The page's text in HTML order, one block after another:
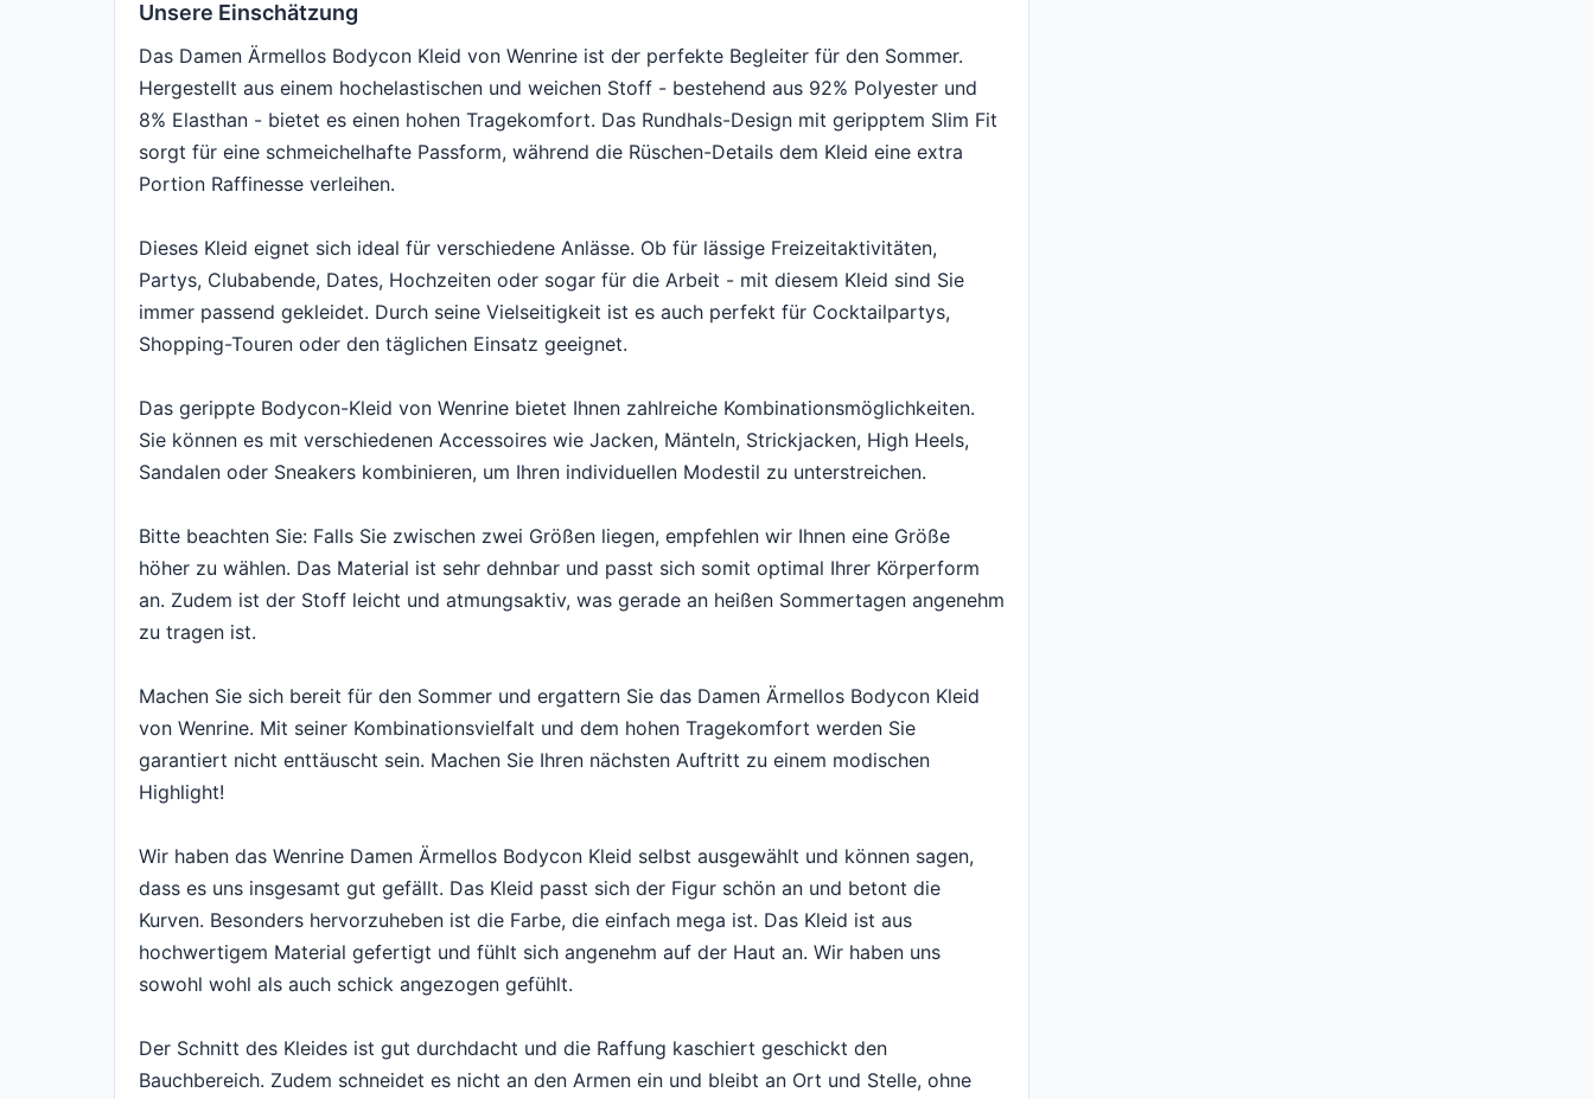
Unsere Einschätzung
Das Damen Ärmellos Bodycon Kleid von Wenrine ist der perfekte Begleiter für den Sommer.
Hergestellt aus einem hochelastischen und weichen Stoff - bestehend aus 92% Polyester und
8% Elasthan - bietet es einen hohen Tragekomfort. Das Rundhals-Design mit geripptem Slim Fit
sorgt für eine schmeichelhafte Passform, während die Rüschen-Details dem Kleid eine extra
Portion Raffinesse verleihen.
Dieses Kleid eignet sich ideal für verschiedene Anlässe. Ob für lässige Freizeitaktivitäten,
Partys, Clubabende, Dates, Hochzeiten oder sogar für die Arbeit - mit diesem Kleid sind Sie
immer passend gekleidet. Durch seine Vielseitigkeit ist es auch perfekt für Cocktailpartys,
Shopping-Touren oder den täglichen Einsatz geeignet.
Das gerippte Bodycon-Kleid von Wenrine bietet Ihnen zahlreiche Kombinationsmöglichkeiten.
Sie können es mit verschiedenen Accessoires wie Jacken, Mänteln, Strickjacken, High Heels,
Sandalen oder Sneakers kombinieren, um Ihren individuellen Modestil zu unterstreichen.
Bitte beachten Sie: Falls Sie zwischen zwei Größen liegen, empfehlen wir Ihnen eine Größe
höher zu wählen. Das Material ist sehr dehnbar und passt sich somit optimal Ihrer Körperform
an. Zudem ist der Stoff leicht und atmungsaktiv, was gerade an heißen Sommertagen angenehm
zu tragen ist.
Machen Sie sich bereit für den Sommer und ergattern Sie das Damen Ärmellos Bodycon Kleid
von Wenrine. Mit seiner Kombinationsvielfalt und dem hohen Tragekomfort werden Sie
garantiert nicht enttäuscht sein. Machen Sie Ihren nächsten Auftritt zu einem modischen
Highlight!
Wir haben das Wenrine Damen Ärmellos Bodycon Kleid selbst ausgewählt und können sagen,
dass es uns insgesamt gut gefällt. Das Kleid passt sich der Figur schön an und betont die
Kurven. Besonders hervorzuheben ist die Farbe, die einfach mega ist. Das Kleid ist aus
hochwertigem Material gefertigt und fühlt sich angenehm auf der Haut an. Wir haben uns
sowohl wohl als auch schick angezogen gefühlt.
Der Schnitt des Kleides ist gut durchdacht und die Raffung kaschiert geschickt den
Bauchbereich. Zudem schneidet es nicht an den Armen ein und bleibt an Ort und Stelle, ohne